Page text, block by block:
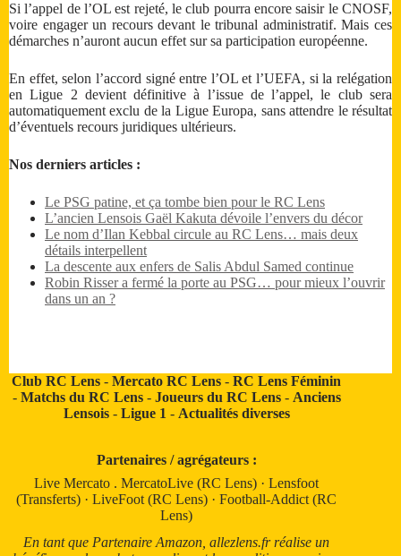
Si l’appel de l’OL est rejeté, le club pourra encore saisir le CNOSF,
voire engager un recours devant le tribunal administratif. Mais ces
démarches n’auront aucun effet sur sa participation européenne.
En effet, selon l’accord signé entre l’OL et l’UEFA, si la relégation
en Ligue 2 devient définitive à l’issue de l’appel, le club sera
automatiquement exclu de la Ligue Europa, sans attendre le résultat
d’éventuels recours juridiques ultérieurs.
Nos derniers articles :
Le PSG patine, et ça tombe bien pour le RC Lens
L’ancien Lensois Gaël Kakuta dévoile l’envers du décor
Le nom d’Ilan Kebbal circule au RC Lens… mais deux
détails interpellent
La descente aux enfers de Salis Abdul Samed continue
Robin Risser a fermé la porte au PSG… pour mieux l’ouvrir
dans un an ?
Club RC Lens -Mercato RC Lens -RC Lens Féminin
- Matchs du RC Lens- Joueurs du RC Lens- Anciens
Lensois- Ligue 1 - Actualités diverses
Partenaires / agrégateurs :
Live Mercato .MercatoLive (RC Lens) ·Lensfoot
(Transferts) ·LiveFoot (RC Lens) ·Football-Addict (RC
Lens)
En tant que Partenaire Amazon, allezlens.fr réalise un